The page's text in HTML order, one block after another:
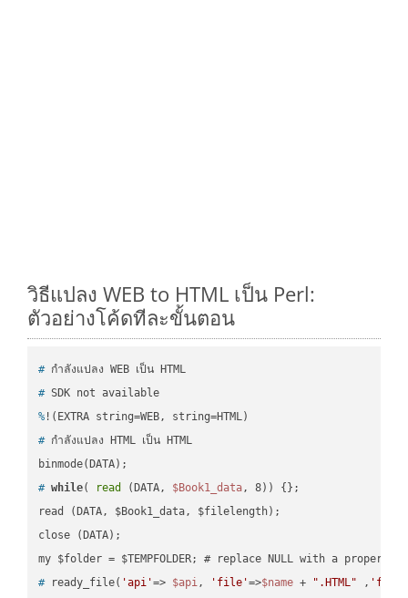
วิธีแปลง WEB to HTML เป็น Perl:
ตัวอย่างโค้ดทีละขั้นตอน
# กำลังแปลง WEB เป็น HTML
# SDK not available
% !(EXTRA string=WEB, string=HTML)
# กำลังแปลง HTML เป็น HTML
# while( read (DATA, $Book1_data, 8)) {};
read (DATA, $Book1_data, $filelength);
close (DATA);
# ready_file( 'api'=> $api, 'file'=>$name + ".HTML" ,